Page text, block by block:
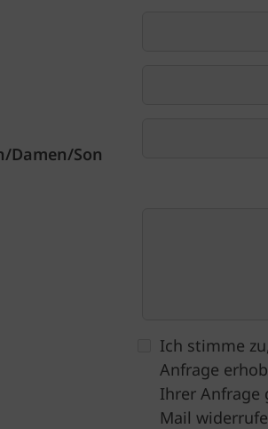
Damen/Son
Ich stimme
Anfrage
Ihrer Anfrage
Mail